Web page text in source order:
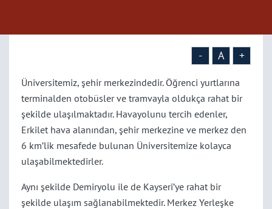
- A +
Üniversitemiz, şehir merkezindedir. Öğrenci yurtlarına
terminalden otobüsler ve tramvayla oldukça rahat bir
şekilde ulaşılmaktadır. Havayolunu tercih edenler,
Erkilet hava alanından, şehir merkezine ve merkez den
6 km’lik mesafede bulunan Üniversitemize kolayca
ulaşabilmektedirler.
Aynı şekilde Demiryolu ile de Kayseri’ye rahat bir
şekilde ulaşım sağlanabilmektedir. Merkez Yerleşke